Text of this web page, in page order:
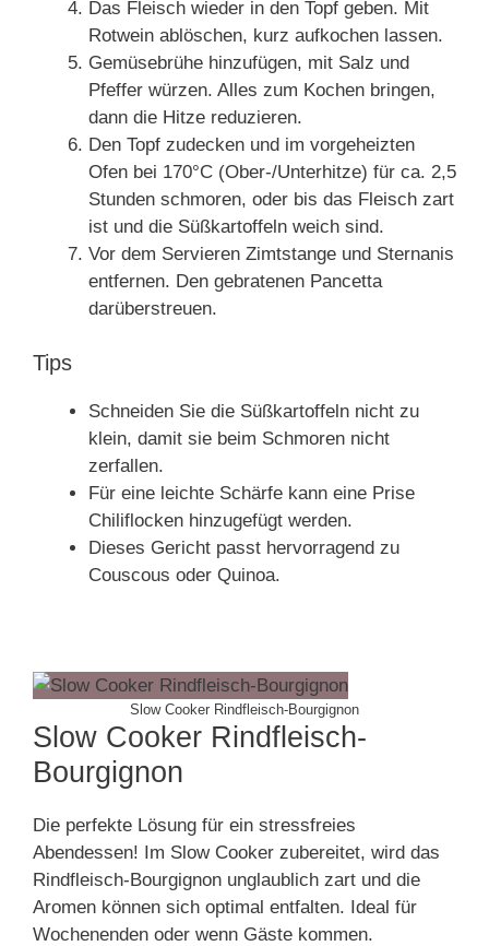
Das Fleisch wieder in den Topf geben. Mit
Rotwein ablöschen, kurz aufkochen lassen.
Gemüsebrühe hinzufügen, mit Salz und
Pfeffer würzen. Alles zum Kochen bringen,
dann die Hitze reduzieren.
Den Topf zudecken und im vorgeheizten
Ofen bei 170°C (Ober-/Unterhitze) für ca. 2,5
Stunden schmoren, oder bis das Fleisch zart
ist und die Süßkartoffeln weich sind.
Vor dem Servieren Zimtstange und Sternanis
entfernen. Den gebratenen Pancetta
darüberstreuen.
Tips
Schneiden Sie die Süßkartoffeln nicht zu
klein, damit sie beim Schmoren nicht
zerfallen.
Für eine leichte Schärfe kann eine Prise
Chiliflocken hinzugefügt werden.
Dieses Gericht passt hervorragend zu
Couscous oder Quinoa.
Slow Cooker Rindfleisch-Bourgignon
Slow Cooker Rindfleisch-
Bourgignon
Die perfekte Lösung für ein stressfreies
Abendessen! Im Slow Cooker zubereitet, wird das
Rindfleisch-Bourgignon unglaublich zart und die
Aromen können sich optimal entfalten. Ideal für
Wochenenden oder wenn Gäste kommen.